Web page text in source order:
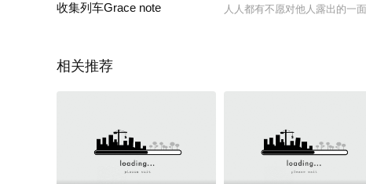
收集列车Grace note
人人都有不愿对他人露出的一
相关推荐